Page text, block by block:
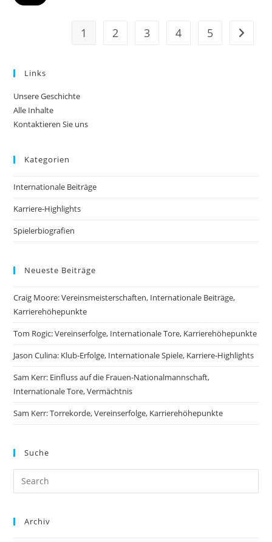
1 2 3 4 5 Go to
Links
Unsere Geschichte
Alle Inhalte
Kontaktieren Sie uns
Kategorien
Internationale Beiträge
Karriere-Highlights
Spielerbiografien
Neueste Beiträge
Craig Moore: Vereinsmeisterschaften, Internationale Beiträge,
Karrierehöhepunkte
Tom Rogic: Vereinserfolge, Internationale Tore, Karrierehöhepunkte
Jason Culina: Klub-Erfolge, Internationale Spiele, Karriere-Highlights
Sam Kerr: Einfluss auf die Frauen-Nationalmannschaft,
Internationale Tore, Vermächtnis
Sam Kerr: Torrekorde, Vereinserfolge, Karrierehöhepunkte
Suche
Archiv